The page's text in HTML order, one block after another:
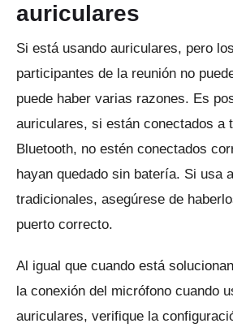
auriculares
Si está usando auriculares, pero
participantes de la reunión no
puede haber varias razones. Es
auriculares, si están conectados a
Bluetooth, no estén conectados
hayan quedado sin batería. Si usa
tradicionales, asegúrese de
puerto correcto.
Al igual que cuando está
la conexión del micrófono cuando
auriculares, verifique la